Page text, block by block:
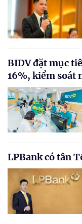
BIDV đặt mục
16%, kiểm soát
LPBank có tân